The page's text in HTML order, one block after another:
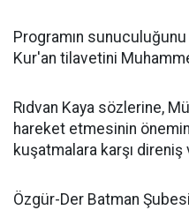
Programın
Kur'an tilavetini
Rıdvan Kaya sözlerine,
hareket etmesinin
kuşatmalara karşı
Özgür-Der Batman